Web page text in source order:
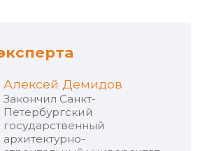
Алексей Демидов
Закончил Санкт-
Петербургский
государственный
архитектурно-